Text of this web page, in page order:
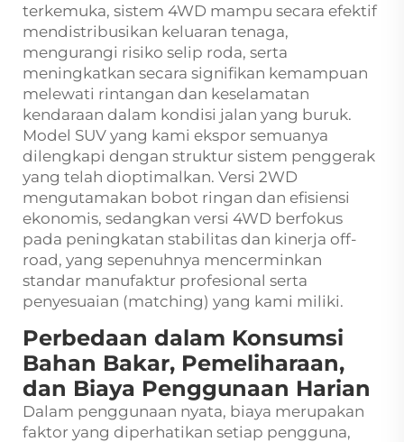
terkemuka, sistem 4WD mampu secara efektif
mendistribusikan keluaran tenaga,
mengurangi risiko selip roda, serta
meningkatkan secara signifikan kemampuan
melewati rintangan dan keselamatan
kendaraan dalam kondisi jalan yang buruk.
Model SUV yang kami ekspor semuanya
dilengkapi dengan struktur sistem penggerak
yang telah dioptimalkan. Versi 2WD
mengutamakan bobot ringan dan efisiensi
ekonomis, sedangkan versi 4WD berfokus
pada peningkatan stabilitas dan kinerja off-
road, yang sepenuhnya mencerminkan
standar manufaktur profesional serta
penyesuaian (matching) yang kami miliki.
Perbedaan dalam Konsumsi
Bahan Bakar, Pemeliharaan,
dan Biaya Penggunaan Harian
Dalam penggunaan nyata, biaya merupakan
faktor yang diperhatikan setiap pengguna,